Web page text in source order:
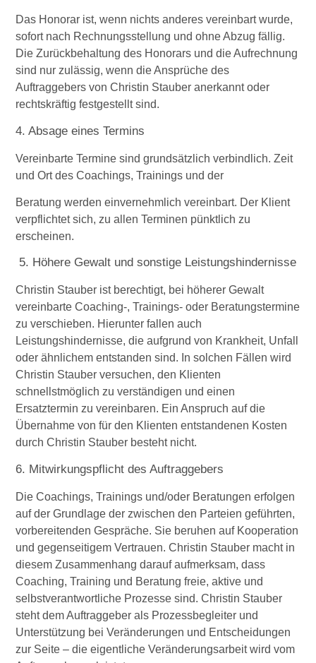
Das Honorar ist, wenn nichts anderes vereinbart wurde,
sofort nach Rechnungsstellung und ohne Abzug fällig.
Die Zurückbehaltung des Honorars und die Aufrechnung
sind nur zulässig, wenn die Ansprüche des
Auftraggebers von Christin Stauber anerkannt oder
rechtskräftig festgestellt sind.
4. Absage eines Termins
Vereinbarte Termine sind grundsätzlich verbindlich. Zeit
und Ort des Coachings, Trainings und der
Beratung werden einvernehmlich vereinbart. Der Klient
verpflichtet sich, zu allen Terminen pünktlich zu
erscheinen.
5. Höhere Gewalt und sonstige Leistungshindernisse
Christin Stauber ist berechtigt, bei höherer Gewalt
vereinbarte Coaching-, Trainings- oder Beratungstermine
zu verschieben. Hierunter fallen auch
Leistungshindernisse, die aufgrund von Krankheit, Unfall
oder ähnlichem entstanden sind. In solchen Fällen wird
Christin Stauber versuchen, den Klienten
schnellstmöglich zu verständigen und einen
Ersatztermin zu vereinbaren. Ein Anspruch auf die
Übernahme von für den Klienten entstandenen Kosten
durch Christin Stauber besteht nicht.
6. Mitwirkungspflicht des Auftraggebers
Die Coachings, Trainings und/oder Beratungen erfolgen
auf der Grundlage der zwischen den Parteien geführten,
vorbereitenden Gespräche. Sie beruhen auf Kooperation
und gegenseitigem Vertrauen. Christin Stauber macht in
diesem Zusammenhang darauf aufmerksam, dass
Coaching, Training und Beratung freie, aktive und
selbstverantwortliche Prozesse sind. Christin Stauber
steht dem Auftraggeber als Prozessbegleiter und
Unterstützung bei Veränderungen und Entscheidungen
zur Seite – die eigentliche Veränderungsarbeit wird vom